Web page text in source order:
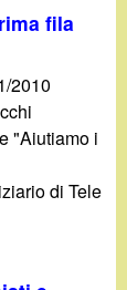
fila
2010
"Aiutiamo i
di Tele